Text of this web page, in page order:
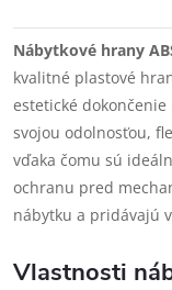
Nábytkové hrany
kvalitné plastové
estetické dokončenie
svojou odolnosťou,
vďaka čomu sú
ochranu pred
nábytku a pridávajú
Vlastnosti